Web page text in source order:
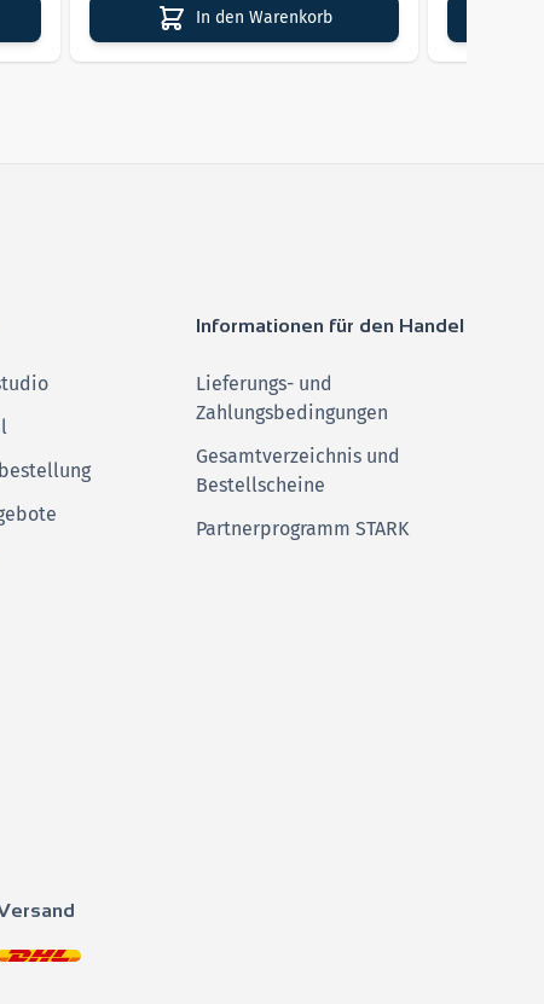
In den Warenkorb
Informationen für den Handel
Lieferungs- und
Zahlungsbedingungen
Gesamtverzeichnis und
Bestellscheine
Partnerprogramm STARK